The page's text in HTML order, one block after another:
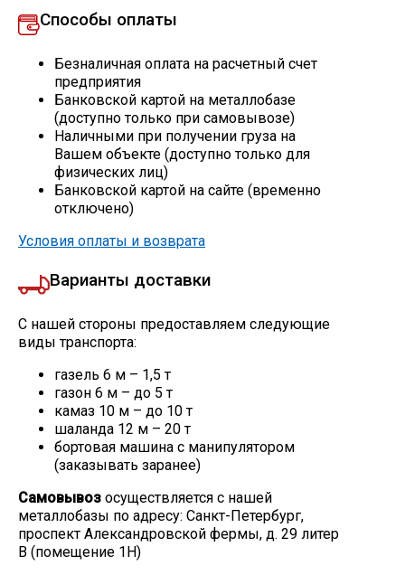
Катанка
Круг
Профлист
Винтовые сваи
Столбы заборные
Электроды
Проволока
Скобо-гибочные изделия
Способы оплаты
Безналичная оплата на расчетный счет
предприятия
Банковской картой на металлобазе
(доступно только при самовывозе)
Наличными при получении груза на
Вашем объекте (доступно только для
физических лиц)
Банковской картой на сайте (временно
отключено)
Условия оплаты и возврата
Варианты доставки
С нашей стороны предоставляем следующие
виды транспорта:
газель 6 м – 1,5 т
газон 6 м – до 5 т
камаз 10 м – до 10 т
шаланда 12 м – 20 т
бортовая машина с манипулятором
(заказывать заранее)
Самовывоз осуществляется с нашей
металлобазы по адресу: Санкт-Петербург,
проспект Александровской фермы, д. 29 литер
В (помещение 1Н)